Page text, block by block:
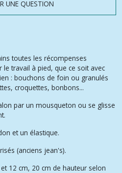
UNE QUESTION
toutes les récompenses
travail à pied, que ce soit avec
: bouchons de foin ou granulés
croquettes, bonbons...
par un mousqueton ou se glisse
et un élastique.
(anciens jean's).
12 cm, 20 cm de hauteur selon